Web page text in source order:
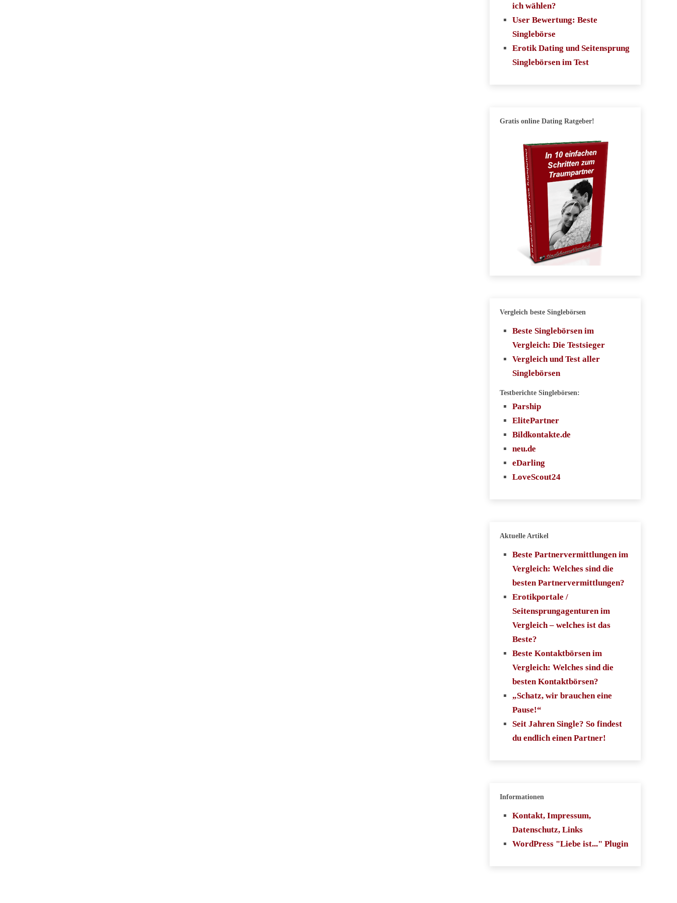
ich wählen?
User Bewertung: Beste
Singlebörse
Erotik Dating und Seitensprung
Singlebörsen im Test
Gratis online Dating Ratgeber!
Vergleich beste Singlebörsen
Beste Singlebörsen im
Vergleich: Die Testsieger
Vergleich und Test aller
Singlebörsen
Testberichte Singlebörsen:
Parship
ElitePartner
Bildkontakte.de
neu.de
eDarling
LoveScout24
Aktuelle Artikel
Beste Partnervermittlungen im
Vergleich: Welches sind die
besten Partnervermittlungen?
Erotikportale /
Seitensprungagenturen im
Vergleich – welches ist das
Beste?
Beste Kontaktbörsen im
Vergleich: Welches sind die
besten Kontaktbörsen?
„Schatz, wir brauchen eine
Pause!“
Seit Jahren Single? So findest
du endlich einen Partner!
Informationen
Kontakt, Impressum,
Datenschutz, Links
WordPress "Liebe ist..." Plugin